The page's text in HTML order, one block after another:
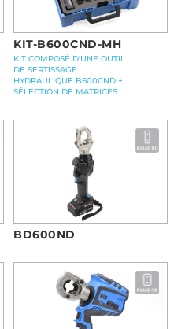
KIT-B600CND-MH
KIT COMPOSÉ D'UNE OUTIL
DE SERTISSAGE
HYDRAULIQUE B600CND +
SÉLECTION DE MATRICES
BD600ND